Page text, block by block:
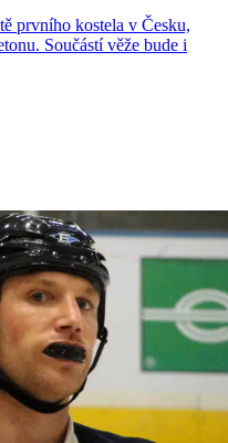
prvního kostela v Česku,
Součástí věže bude i